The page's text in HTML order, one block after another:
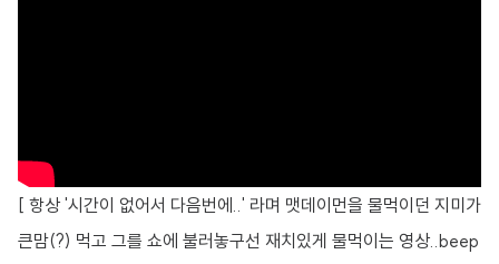
[ 항상 '시간이 없어서 다음번에..' 라며 맷데이먼을 물먹이던 지미가
큰맘(?) 먹고 그를 쇼에 불러놓구선 재치있게 물먹이는 영상..beep